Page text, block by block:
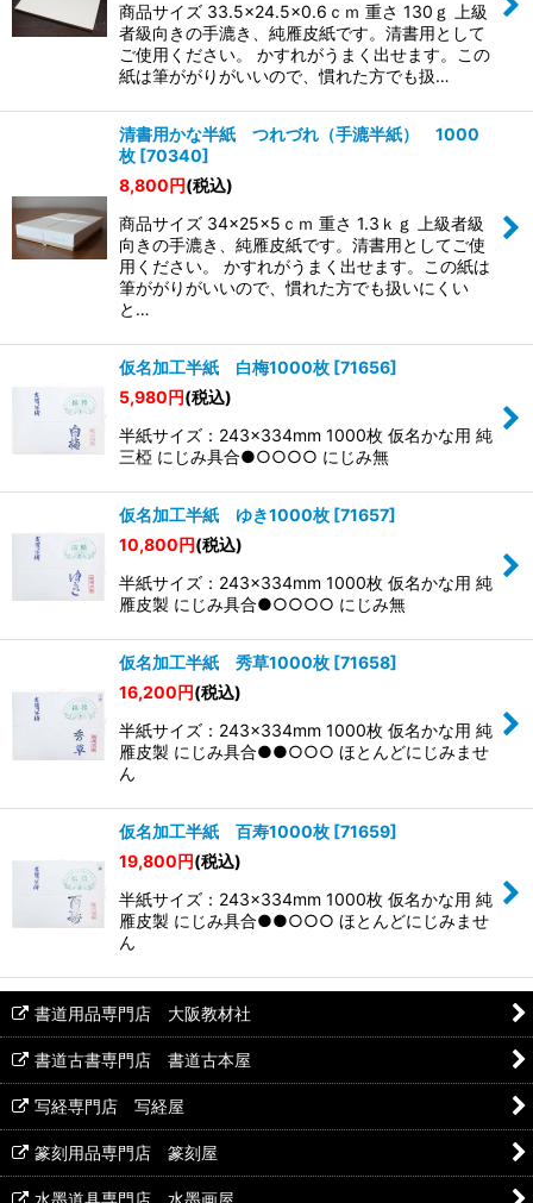
商品サイズ 33.5×24.5×0.6ｃｍ 重さ 130ｇ 上級
者級向きの手漉き、純雁皮紙です。清書用として
ご使用ください。 かすれがうまく出せます。この
紙は筆ががりがいいので、慣れた方でも扱…
清書用かな半紙 つれづれ（手漉半紙） 1000
枚 [70340]
8,800円(税込)
商品サイズ 34×25×5ｃｍ 重さ 1.3ｋｇ 上級者級
向きの手漉き、純雁皮紙です。清書用としてご使
用ください。 かすれがうまく出せます。この紙は
筆ががりがいいので、慣れた方でも扱いにくい
と…
仮名加工半紙 白梅1000枚 [71656]
5,980円(税込)
半紙サイズ：243×334mm 1000枚 仮名かな用 純
三椏 にじみ具合●○○○○ にじみ無
仮名加工半紙 ゆき1000枚 [71657]
10,800円(税込)
半紙サイズ：243×334mm 1000枚 仮名かな用 純
雁皮製 にじみ具合●○○○○ にじみ無
仮名加工半紙 秀草1000枚 [71658]
16,200円(税込)
半紙サイズ：243×334mm 1000枚 仮名かな用 純
雁皮製 にじみ具合●●○○○ ほとんどにじみませ
ん
仮名加工半紙 百寿1000枚 [71659]
19,800円(税込)
半紙サイズ：243×334mm 1000枚 仮名かな用 純
雁皮製 にじみ具合●●○○○ ほとんどにじみませ
ん
書道用品専門店 大阪教材社
書道古書専門店 書道古本屋
写経専門店 写経屋
篆刻用品専門店 篆刻屋
水墨道具専門店 水墨画屋